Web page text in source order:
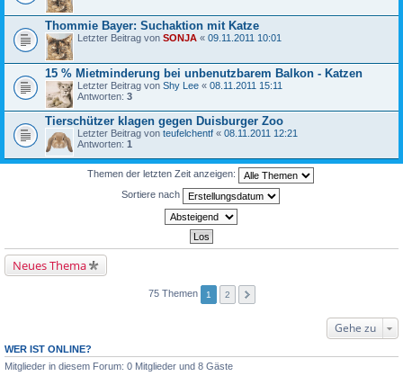
Thommie Bayer: Suchaktion mit Katze
Letzter Beitrag von SONJA « 09.11.2011 10:01
15 % Mietminderung bei unbenutzbarem Balkon - Katzen
Letzter Beitrag von Shy Lee « 08.11.2011 15:11
Antworten: 3
Tierschützer klagen gegen Duisburger Zoo
Letzter Beitrag von teufelchentf « 08.11.2011 12:21
Antworten: 1
Themen der letzten Zeit anzeigen:
Sortiere nach
Neues Thema
75 Themen 1 2
Gehe zu
WER IST ONLINE?
Mitglieder in diesem Forum: 0 Mitglieder und 8 Gäste